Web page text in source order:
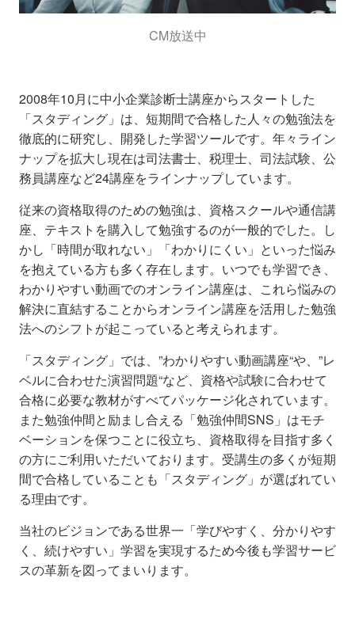
CM放送中
2008年10月に中小企業診断士講座からスタートした
「スタディング」は、短期間で合格した人々の勉強法を
徹底的に研究し、開発した学習ツールです。年々ライン
ナップを拡大し現在は司法書士、税理士、司法試験、公
務員講座など24講座をラインナップしています。
従来の資格取得のための勉強は、資格スクールや通信講
座、テキストを購入して勉強するのが一般的でした。し
かし「時間が取れない」「わかりにくい」といった悩み
を抱えている方も多く存在します。いつでも学習でき、
わかりやすい動画でのオンライン講座は、これら悩みの
解決に直結することからオンライン講座を活用した勉強
法へのシフトが起こっていると考えられます。
「スタディング」では、”わかりやすい動画講座“や、”レ
ベルに合わせた演習問題“など、資格や試験に合わせて
合格に必要な教材がすべてパッケージ化されています。
また勉強仲間と励まし合える「勉強仲間SNS」はモチ
ベーションを保つことに役立ち、資格取得を目指す多く
の方にご利用いただいております。受講生の多くが短期
間で合格していることも「スタディング」が選ばれてい
る理由です。
当社のビジョンである世界一「学びやすく、分かりやす
く、続けやすい」学習を実現するため今後も学習サービ
スの革新を図ってまいります。